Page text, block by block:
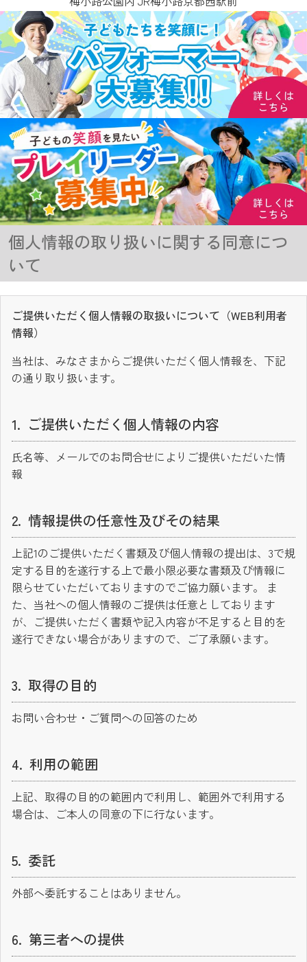
個人情報の取り扱いに関する同意につ
いて
ご提供いただく個人情報の取扱いについて（WEB利用者
情報）
当社は、みなさまからご提供いただく個人情報を、下記
の通り取り扱います。
ご提供いただく個人情報の内容
氏名等、メールでのお問合せによりご提供いただいた情
報
情報提供の任意性及びその結果
上記1のご提供いただく書類及び個人情報の提出は、3で規
定する目的を遂行する上で最小限必要な書類及び情報に
限らせていただいておりますのでご協力願います。 ま
た、当社への個人情報のご提供は任意としております
が、ご提供いただく書類や記入内容が不足すると目的を
遂行できない場合がありますので、ご了承願います。
取得の目的
お問い合わせ・ご質問への回答のため
利用の範囲
上記、取得の目的の範囲内で利用し、範囲外で利用する
場合は、ご本人の同意の下に行ないます。
委託
外部へ委託することはありません。
第三者への提供